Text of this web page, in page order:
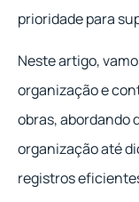
prioridade para
Neste artigo,
organização e
obras, abordando
organização até
registros